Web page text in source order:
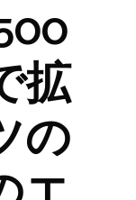
拡
の